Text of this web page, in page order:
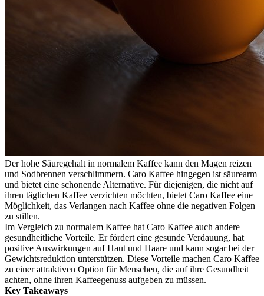
Der hohe Säuregehalt in normalem Kaffee kann den Magen reizen
und Sodbrennen verschlimmern. Caro Kaffee hingegen ist säurearm
und bietet eine schonende Alternative. Für diejenigen, die nicht auf
ihren täglichen Kaffee verzichten möchten, bietet Caro Kaffee eine
Möglichkeit, das Verlangen nach Kaffee ohne die negativen Folgen
zu stillen.
Im Vergleich zu normalem Kaffee hat Caro Kaffee auch andere
gesundheitliche Vorteile. Er fördert eine gesunde Verdauung, hat
positive Auswirkungen auf Haut und Haare und kann sogar bei der
Gewichtsreduktion unterstützen. Diese Vorteile machen Caro Kaffee
zu einer attraktiven Option für Menschen, die auf ihre Gesundheit
achten, ohne ihren Kaffeegenuss aufgeben zu müssen.
Key Takeaways